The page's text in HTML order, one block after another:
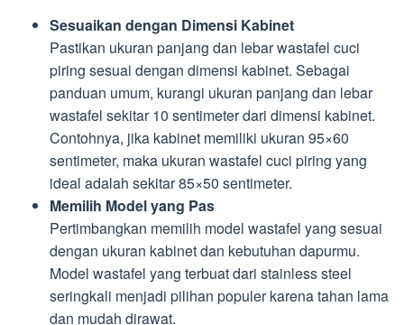
Sesuaikan dengan Dimensi Kabinet
Pastikan ukuran panjang dan lebar wastafel cuci
piring sesuai dengan dimensi kabinet. Sebagai
panduan umum, kurangi ukuran panjang dan lebar
wastafel sekitar 10 sentimeter dari dimensi kabinet.
Contohnya, jika kabinet memiliki ukuran 95×60
sentimeter, maka ukuran wastafel cuci piring yang
ideal adalah sekitar 85×50 sentimeter.
Memilih Model yang Pas
Pertimbangkan memilih model wastafel yang sesuai
dengan ukuran kabinet dan kebutuhan dapurmu.
Model wastafel yang terbuat dari stainless steel
seringkali menjadi pilihan populer karena tahan lama
dan mudah dirawat.